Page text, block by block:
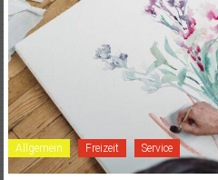
Allgemein Freizeit Service